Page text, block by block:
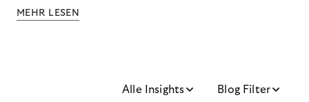
MEHR LESEN
Alle Insights Blog Filter